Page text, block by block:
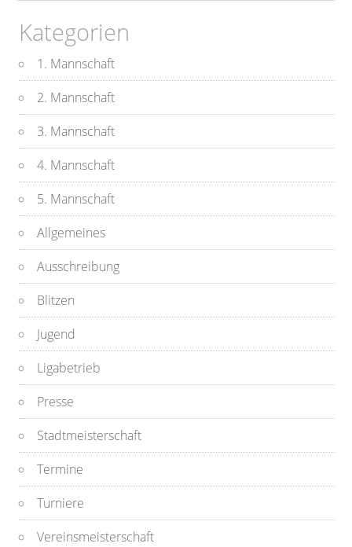
Kategorien
1. Mannschaft
2. Mannschaft
3. Mannschaft
4. Mannschaft
5. Mannschaft
Allgemeines
Ausschreibung
Blitzen
Jugend
Ligabetrieb
Presse
Stadtmeisterschaft
Termine
Turniere
Vereinsmeisterschaft